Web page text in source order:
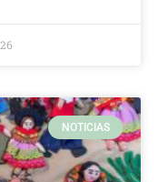
NOTICIAS